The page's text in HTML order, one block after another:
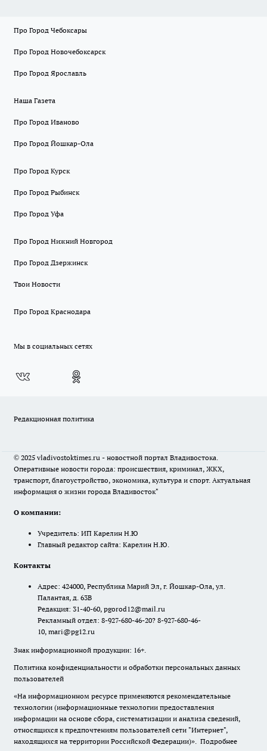
Про Город Чебоксары
Про Город Новочебоксарск
Про Город Ярославль
Наша Газета
Про Город Иваново
Про Город Йошкар-Ола
Про Город Курск
Про Город Рыбинск
Про Город Уфа
Про Город Нижний Новгород
Про Город Дзержинск
Твои Новости
Про Город Краснодара
Мы в социальных сетях
Редакционная политика
© 2025 vladivostoktimes.ru - новостной портал Владивостока.
Оперативные новости города: происшествия, криминал, ЖКХ,
транспорт, благоустройство, экономика, культура и спорт. Актуальная
информация о жизни города Владивосток"
О компании:
Учредитель: ИП Карелин Н.Ю
Главный редактор сайта: Карелин Н.Ю.
Контакты
Адрес: 424000, Республика Марий Эл, г. Йошкар-Ола, ул.
Палантая, д. 63В
Редакция: 31-40-60, pgorod12@mail.ru
Рекламный отдел: 8-927-680-46-20? 8-927-680-46-
10, mari@pg12.ru
Знак информационной продукции: 16+.
Политика конфиденциальности и обработки персональных данных
пользователей
«На информационном ресурсе применяются рекомендательные
технологии (информационные технологии предоставления
информации на основе сбора, систематизации и анализа сведений,
относящихся к предпочтениям пользователей сети "Интернет",
находящихся на территории Российской Федерации)». Подробнее